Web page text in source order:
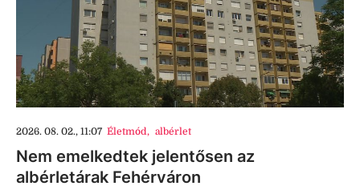
2026. 08. 02., 11:07 Életmód, albérlet
Nem emelkedtek jelentősen az
albérletárak Fehérváron